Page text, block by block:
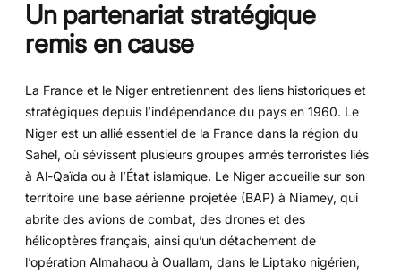
Un partenariat stratégique
remis en cause
La France et le Niger entretiennent des liens historiques et
stratégiques depuis l’indépendance du pays en 1960. Le
Niger est un allié essentiel de la France dans la région du
Sahel, où sévissent plusieurs groupes armés terroristes liés
à Al-Qaïda ou à l’État islamique. Le Niger accueille sur son
territoire une base aérienne projetée (BAP) à Niamey, qui
abrite des avions de combat, des drones et des
hélicoptères français, ainsi qu’un détachement de
l’opération Almahaou à Ouallam, dans le Liptako nigérien,